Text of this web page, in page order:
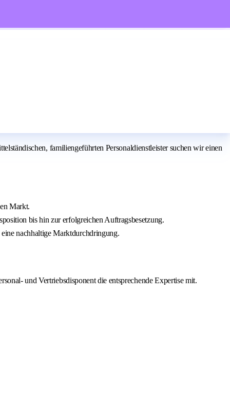
familiengeführten Personaldienstleister suchen wir einen
Markt.
bis hin zur erfolgreichen Auftragsbesetzung.
nachhaltige Marktdurchdringung.
und Vertriebsdisponent die entsprechende Expertise mit.